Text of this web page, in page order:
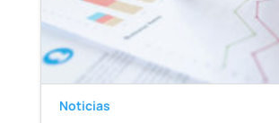
Noticias